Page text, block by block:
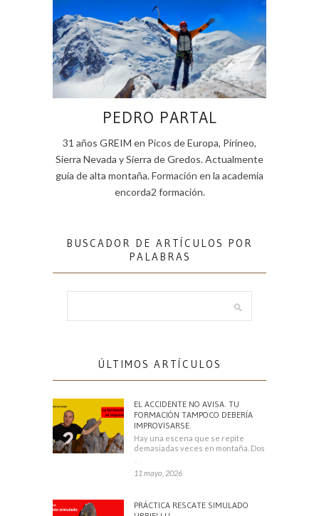
PEDRO PARTAL
31 años GREIM en Picos de Europa, Pirineo,
Sierra Nevada y Sierra de Gredos. Actualmente
guía de alta montaña. Formación en la academia
encorda2 formación.
BUSCADOR DE ARTÍCULOS POR
PALABRAS
ÚLTIMOS ARTÍCULOS
EL ACCIDENTE NO AVISA. TU
FORMACIÓN TAMPOCO DEBERÍA
IMPROVISARSE.
Hay una escena que se repite
demasiadas veces en montaña. Dos
11 mayo, 2026
PRÁCTICA RESCATE SIMULADO